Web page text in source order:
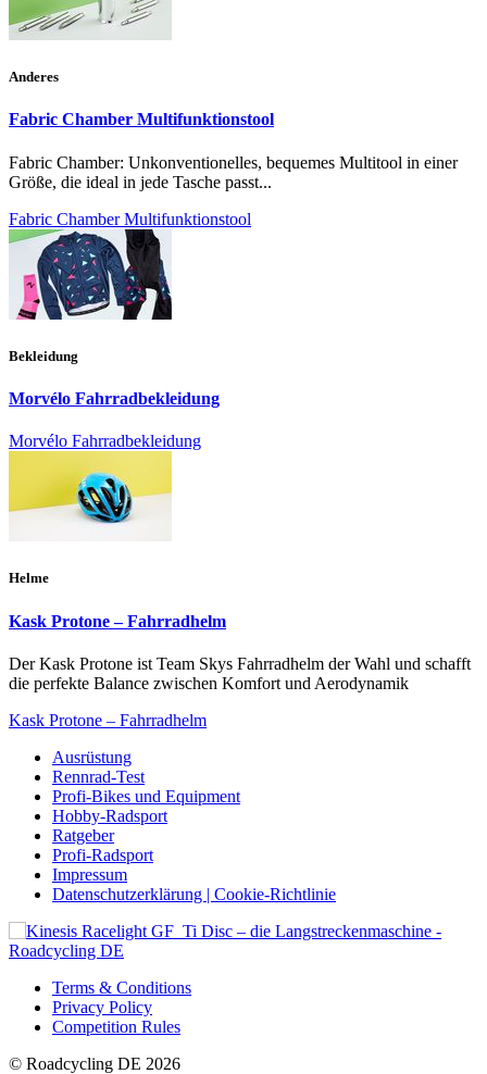
Anderes
Fabric Chamber Multifunktionstool
Fabric Chamber: Unkonventionelles, bequemes Multitool in einer
Größe, die ideal in jede Tasche passt...
Fabric Chamber Multifunktionstool
Bekleidung
Morvélo Fahrradbekleidung
Morvélo Fahrradbekleidung
Helme
Kask Protone – Fahrradhelm
Der Kask Protone ist Team Skys Fahrradhelm der Wahl und schafft
die perfekte Balance zwischen Komfort und Aerodynamik
Kask Protone – Fahrradhelm
Ausrüstung
Rennrad-Test
Profi-Bikes und Equipment
Hobby-Radsport
Ratgeber
Profi-Radsport
Impressum
Datenschutzerklärung | Cookie-Richtlinie
Terms & Conditions
Privacy Policy
Competition Rules
© Roadcycling DE 2026